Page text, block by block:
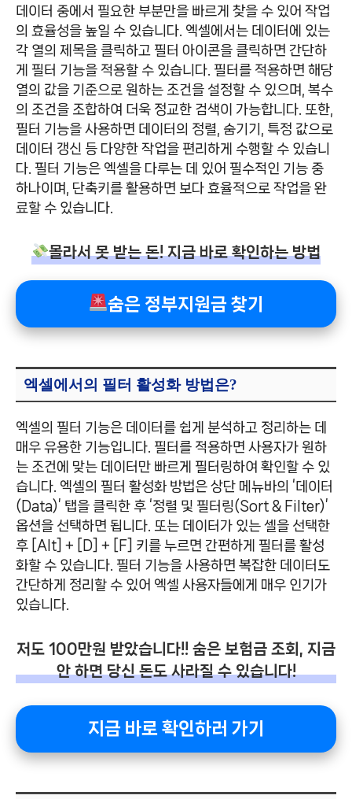
데이터 중에서 필요한 부분만을 빠르게 찾을 수 있어 작업
의 효율성을 높일 수 있습니다. 엑셀에서는 데이터에 있는
각 열의 제목을 클릭하고 필터 아이콘을 클릭하면 간단하
게 필터 기능을 적용할 수 있습니다. 필터를 적용하면 해당
열의 값을 기준으로 원하는 조건을 설정할 수 있으며, 복수
의 조건을 조합하여 더욱 정교한 검색이 가능합니다. 또한,
필터 기능을 사용하면 데이터의 정렬, 숨기기, 특정 값으로
데이터 갱신 등 다양한 작업을 편리하게 수행할 수 있습니
다. 필터 기능은 엑셀을 다루는 데 있어 필수적인 기능 중
하나이며, 단축키를 활용하면 보다 효율적으로 작업을 완
료할 수 있습니다.
몰라서 못 받는 돈! 지금 바로 확인하는 방법
숨은 정부지원금 찾기
엑셀에서의 필터 활성화 방법은?
엑셀의 필터 기능은 데이터를 쉽게 분석하고 정리하는 데
매우 유용한 기능입니다. 필터를 적용하면 사용자가 원하
는 조건에 맞는 데이터만 빠르게 필터링하여 확인할 수 있
습니다. 엑셀의 필터 활성화 방법은 상단 메뉴바의 ‘데이터
(Data)’ 탭을 클릭한 후 ‘정렬 및 필터링(Sort & Filter)’
옵션을 선택하면 됩니다. 또는 데이터가 있는 셀을 선택한
후 [Alt] + [D] + [F] 키를 누르면 간편하게 필터를 활성
화할 수 있습니다. 필터 기능을 사용하면 복잡한 데이터도
간단하게 정리할 수 있어 엑셀 사용자들에게 매우 인기가
있습니다.
저도 100만원 받았습니다!! 숨은 보험금 조회, 지금
안 하면 당신 돈도 사라질 수 있습니다!
지금 바로 확인하러 가기